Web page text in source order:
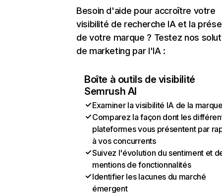
Besoin d'aide pour accroître votre
visibilité de recherche IA et la
de votre marque ? Testez nos
de marketing par l'IA :
Boîte à outils de visibilité
Semrush AI
Examiner la visibilité IA de la
Comparez la façon dont les
plateformes vous présentent par
à vos concurrents
Suivez l'évolution du sentiment et
mentions de fonctionnalités
Identifier les lacunes du marché
émergent